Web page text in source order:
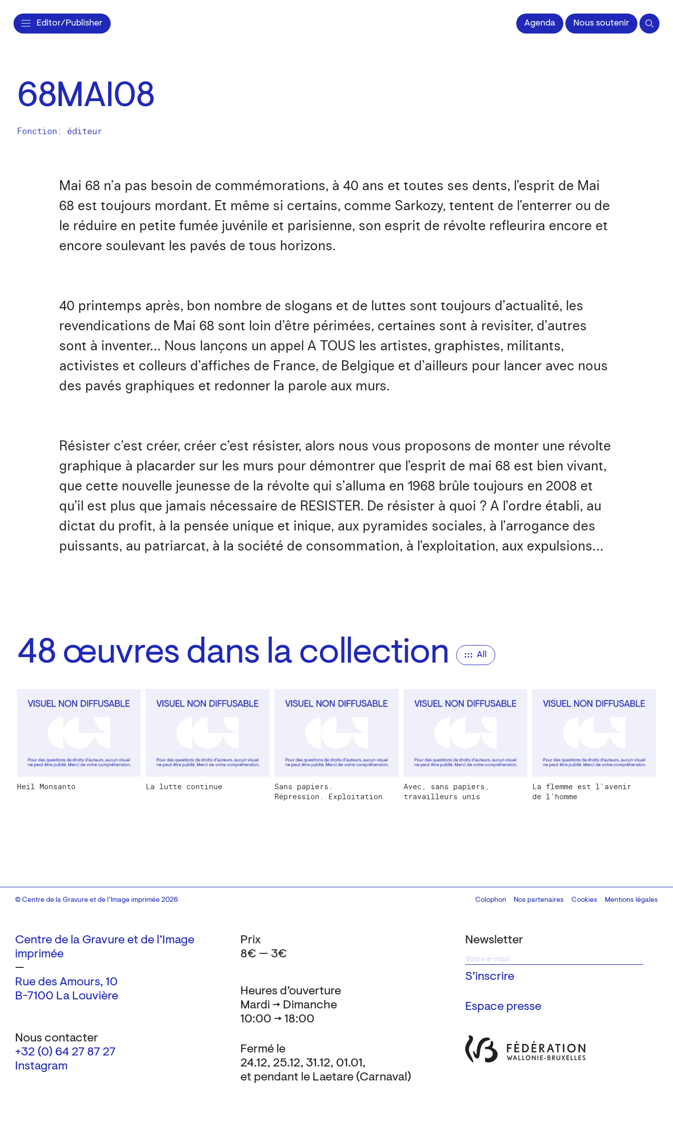
Editor/Publisher Agenda Nous soutenir
68MAI08
Fonction: éditeur
Mai 68 n’a pas besoin de commémorations, à 40 ans et toutes ses dents, l’esprit de Mai
68 est toujours mordant. Et même si certains, comme Sarkozy, tentent de l’enterrer ou de
le réduire en petite fumée juvénile et parisienne, son esprit de révolte refleurira encore et
encore soulevant les pavés de tous horizons.
40 printemps après, bon nombre de slogans et de luttes sont toujours d’actualité, les
revendications de Mai 68 sont loin d’être périmées, certaines sont à revisiter, d’autres
sont à inventer… Nous lançons un appel A TOUS les artistes, graphistes, militants,
activistes et colleurs d’affiches de France, de Belgique et d’ailleurs pour lancer avec nous
des pavés graphiques et redonner la parole aux murs.
Résister c’est créer, créer c’est résister, alors nous vous proposons de monter une révolte
graphique à placarder sur les murs pour démontrer que l’esprit de mai 68 est bien vivant,
que cette nouvelle jeunesse de la révolte qui s’alluma en 1968 brûle toujours en 2008 et
qu’il est plus que jamais nécessaire de RESISTER. De résister à quoi ? A l’ordre établi, au
dictat du profit, à la pensée unique et inique, aux pyramides sociales, à l’arrogance des
puissants, au patriarcat, à la société de consommation, à l’exploitation, aux expulsions…
48 œuvres dans la collection All
Heil Monsanto La lutte continue
Sans papiers.
Répression. Exploitation
Avec, sans papiers,
travailleurs unis
La flemme est l’avenir
de l’homme
Centre de la Gravure et de l’Image
imprimée
—
Rue des Amours, 10
B-7100 La Louvière
Nous contacter
+32 (0) 64 27 87 27
Instagram
Newsletter
Espace presse
Heures d’ouverture
Mardi → Dimanche
10:00 → 18:00
Fermé le
24.12, 25.12, 31.12, 01.01,
et pendant le Laetare (Carnaval)
Prix
8€ — 3€
© Centre de la Gravure et de l’Image imprimée 2026 Colophon
Design:Marcel Kaczmarek, code:8080.studio
Nos partenaires Cookies Mentions légales